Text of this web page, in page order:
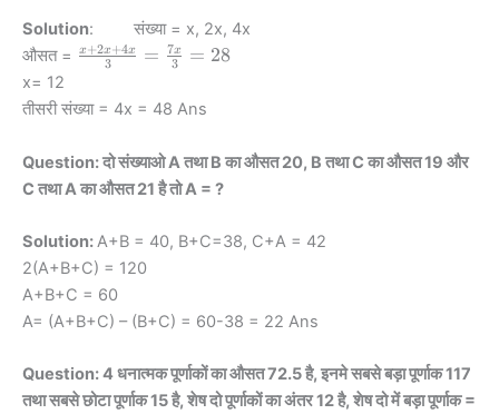
Solution: संख्या = x, 2x, 4x
औसत = \frac{x+2x+4x}
{3} = 28
3
x+2x+4x = 3
7x = 28
x= 12
तीसरी संख्या = 4x = 48 Ans
Question: दो संख्याओ A तथा B का औसत 20, B तथा C का औसत 19 और
C तथा A का औसत 21 है तो A = ?
Solution:A+B = 40, B+C=38, C+A = 42
2(A+B+C) = 120
A+B+C = 60
A= (A+B+C) – (B+C) = 60-38 = 22 Ans
Question: 4 धनात्मक पूर्णाकों का औसत 72.5 है, इनमे सबसे बड़ा पूर्णाक 117
तथा सबसे छोटा पूर्णाक 15 है, शेष दो पूर्णाकों का अंतर 12 है, शेष दो में बड़ा पूर्णाक =